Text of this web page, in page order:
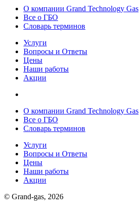
О компании Grand Technology Gas
Все о ГБО
Словарь терминов
Услуги
Вопросы и Ответы
Цены
Наши работы
Акции
О компании Grand Technology Gas
Все о ГБО
Словарь терминов
Услуги
Вопросы и Ответы
Цены
Наши работы
Акции
© Grand-gas, 2026